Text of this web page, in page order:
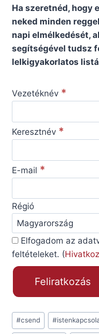
Ha szeretnéd, hogy
neked minden
napi elmélkedését,
segítségével tudsz
lelkigyakorlatos
Vezetéknév *
Keresztnév *
E-mail *
Régió
Elfogadom az
feltételeket. (
Post
Tags:
#csend #